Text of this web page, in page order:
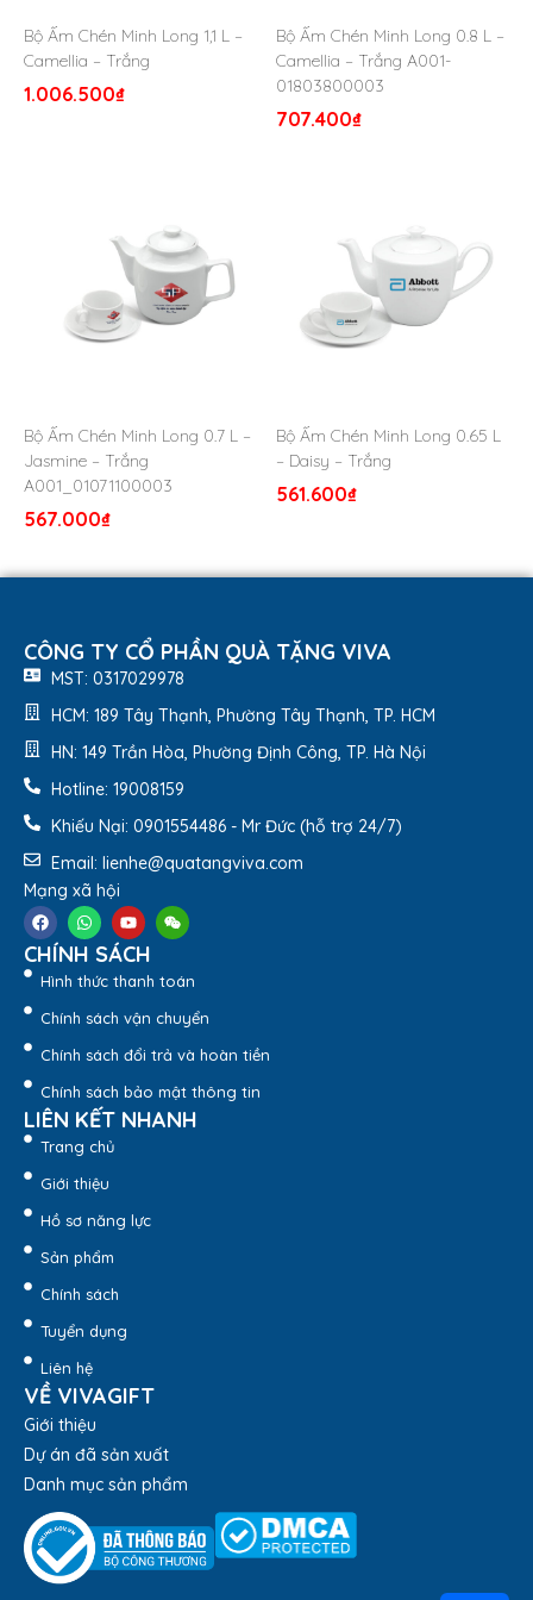
VivaGift chuyên sỉ và lẻ bộ ấm chén quà tặng doanh
nghiệp như bộ ấm chén Bát Tràng,bộ ấm chén Minh
Long… Bên cạnh đó vivagift còn nhận In logo lên bộ ấm
1900.8159
báo giá nhanh chóng nhé!
Bộ trà 0.7 L Jasmine Tứ Quý A001_01071113303-
Quatangviva.com
Bộ Ấm Chén Minh Long 1,1 L –
Camellia – Trắng
1.006.500₫
Bộ Ấm Chén Minh Long 0.8 L –
Camellia – Trắng A001-
01803800003
707.400₫
Bộ Ấm Chén Minh Long 0.7 L –
Jasmine – Trắng
A001_01071100003
567.000₫
Bộ Ấm Chén Minh Long 0.65 L
– Daisy – Trắng
561.600₫
CÔNG TY CỔ PHẦN QUÀ TẶNG VIVA
MST: 0317029978
HCM: 189 Tây Thạnh, Phường Tây Thạnh, TP. HCM
HN: 149 Trần Hòa, Phường Định Công, TP. Hà Nội
Hotline: 19008159
Khiếu Nại: 0901554486 - Mr Đức (hỗ trợ 24/7)
Email: lienhe@quatangviva.com
Mạng xã hội
CHÍNH SÁCH
Hình thức thanh toán
Chính sách vận chuyển
Chính sách đổi trả và hoàn tiền
Chính sách bảo mật thông tin
LIÊN KẾT NHANH
Trang chủ
Giới thiệu
Hồ sơ năng lực
Sản phẩm
Chính sách
Tuyển dụng
Liên hệ
VỀ VIVAGIFT
Giới thiệu
Dự án đã sản xuất
Danh mục sản phẩm